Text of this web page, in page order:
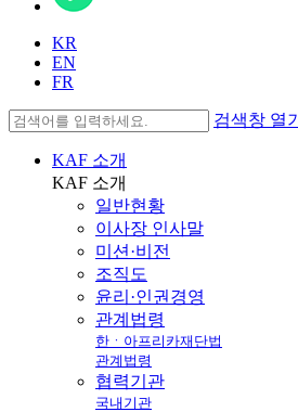
KR
EN
FR
검색창 열기
KAF 소개
KAF 소개
일반현황
이사장 인사말
미션·비전
조직도
윤리·인권경영
관계법령
한ㆍ아프리카재단법
관계법령
협력기관
국내기관